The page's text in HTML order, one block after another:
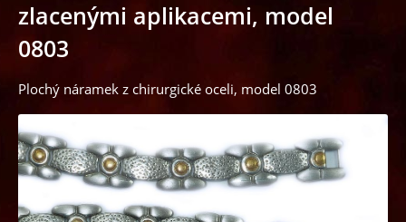
zlacenými aplikacemi, model
0803
Plochý náramek z chirurgické oceli, model 0803